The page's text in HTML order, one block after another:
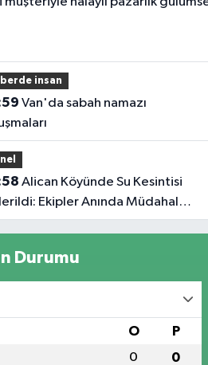
insan
Ekipler Anında Müdahale
Durumu
O P
0 0